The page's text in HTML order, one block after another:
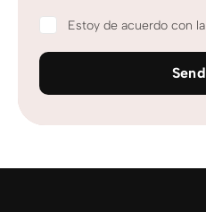
Estoy de acuerdo con la
Send